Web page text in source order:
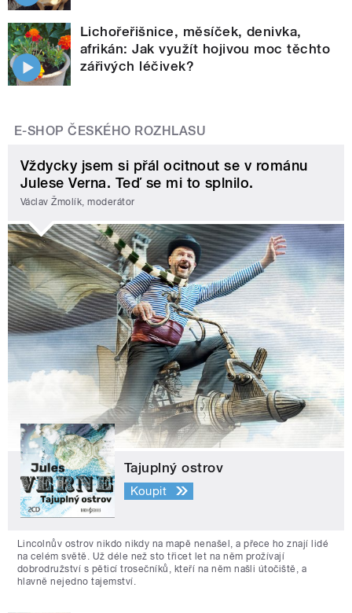
Lichořeřišnice, měsíček, denivka,
afrikán: Jak využít hojivou moc těchto
zářivých léčivek?
E-SHOP ČESKÉHO ROZHLASU
Vždycky jsem si přál ocitnout se v románu
Julese Verna. Teď se mi to splnilo.
Václav Žmolík, moderátor
Tajuplný ostrov
Koupit
Lincolnův ostrov nikdo nikdy na mapě nenašel, a přece ho znají lidé
na celém světě. Už déle než sto třicet let na něm prožívají
dobrodružství s pěticí trosečníků, kteří na něm našli útočiště, a
hlavně nejedno tajemství.